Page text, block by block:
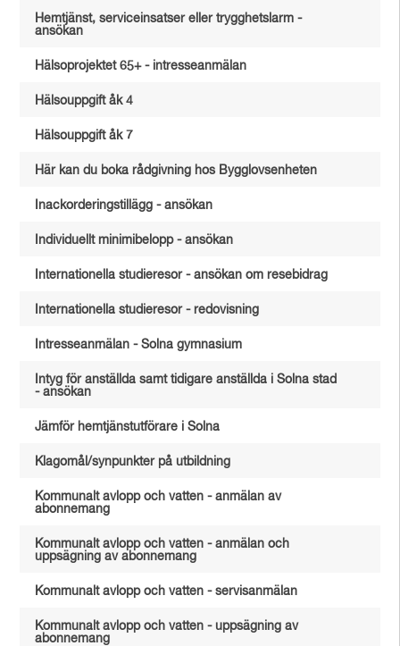
Hemtjänst, serviceinsatser eller trygghetslarm -
ansökan
Hälsoprojektet 65+ - intresseanmälan
Hälsouppgift åk 4
Hälsouppgift åk 7
Här kan du boka rådgivning hos Bygglovsenheten
Inackorderingstillägg - ansökan
Individuellt minimibelopp - ansökan
Internationella studieresor - ansökan om resebidrag
Internationella studieresor - redovisning
Intresseanmälan - Solna gymnasium
Intyg för anställda samt tidigare anställda i Solna stad
- ansökan
Jämför hemtjänstutförare i Solna
Klagomål/synpunkter på utbildning
Kommunalt avlopp och vatten - anmälan av
abonnemang
Kommunalt avlopp och vatten - anmälan och
uppsägning av abonnemang
Kommunalt avlopp och vatten - servisanmälan
Kommunalt avlopp och vatten - uppsägning av
abonnemang